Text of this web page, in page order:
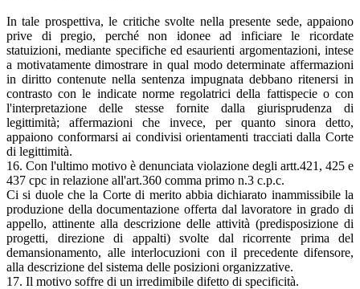
In tale prospettiva, le critiche svolte nella presente sede, appaiono
prive di pregio, perché non idonee ad inficiare le ricordate
statuizioni, mediante specifiche ed esaurienti argomentazioni, intese
a motivatamente dimostrare in qual modo determinate affermazioni
in diritto contenute nella sentenza impugnata debbano ritenersi in
contrasto con le indicate norme regolatrici della fattispecie o con
l'interpretazione delle stesse fornite dalla giurisprudenza di
legittimità; affermazioni che invece, per quanto sinora detto,
appaiono conformarsi ai condivisi orientamenti tracciati dalla Corte
di legittimità.
16. Con l'ultimo motivo è denunciata violazione degli artt.421, 425 e
437 cpc in relazione all'art.360 comma primo n.3 c.p.c.
Ci si duole che la Corte di merito abbia dichiarato inammissibile la
produzione della documentazione offerta dal lavoratore in grado di
appello, attinente alla descrizione delle attività (predisposizione di
progetti, direzione di appalti) svolte dal ricorrente prima del
demansionamento, alle interlocuzioni con il precedente difensore,
alla descrizione del sistema delle posizioni organizzative.
17. Il motivo soffre di un irredimibile difetto di specificità.